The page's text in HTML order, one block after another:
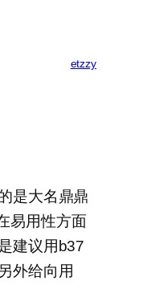
etzzy
是大名鼎鼎
易用性方面
建议用b37
外给向用